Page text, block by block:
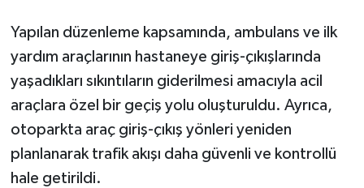
Yapılan düzenleme kapsamında, ambulans ve ilk
yardım araçlarının hastaneye giriş-çıkışlarında
yaşadıkları sıkıntıların giderilmesi amacıyla acil
araçlara özel bir geçiş yolu oluşturuldu. Ayrıca,
otoparkta araç giriş-çıkış yönleri yeniden
planlanarak trafik akışı daha güvenli ve kontrollü
hale getirildi.